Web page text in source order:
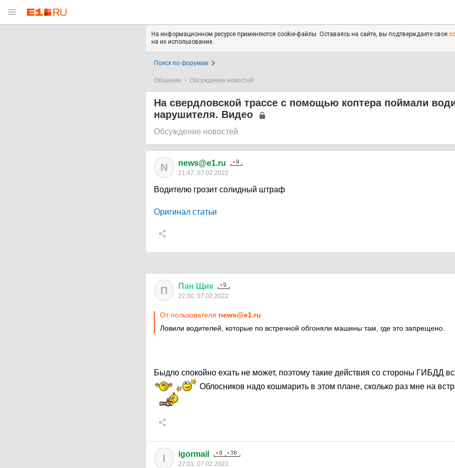
На информационном ресурсе применяются cookie-файлы. Оставаясь на сайте, вы подтверждаете свое
на их использование.
Поиск по форумам
Общение Обсуждение новостей
На свердловской трассе с помощью коптера поймали
нарушителя. Видео
Обсуждение новостей
N news@e1.ru
21:47, 07.02.2022
Водителю грозит солидный штраф
Оригинал статьи
П Пан Щик
22:00, 07.02.2022
От пользователя news@e1.ru
Ловили водителей, которые по встречной обгоняли машины там, где это запрещено.
Быдло спокойно ехать не может, поэтому такие действия со стороны ГИБДД
Облосников надо кошмарить в этом плане, сколько раз мне на
I igormail
22:01, 07.02.2022